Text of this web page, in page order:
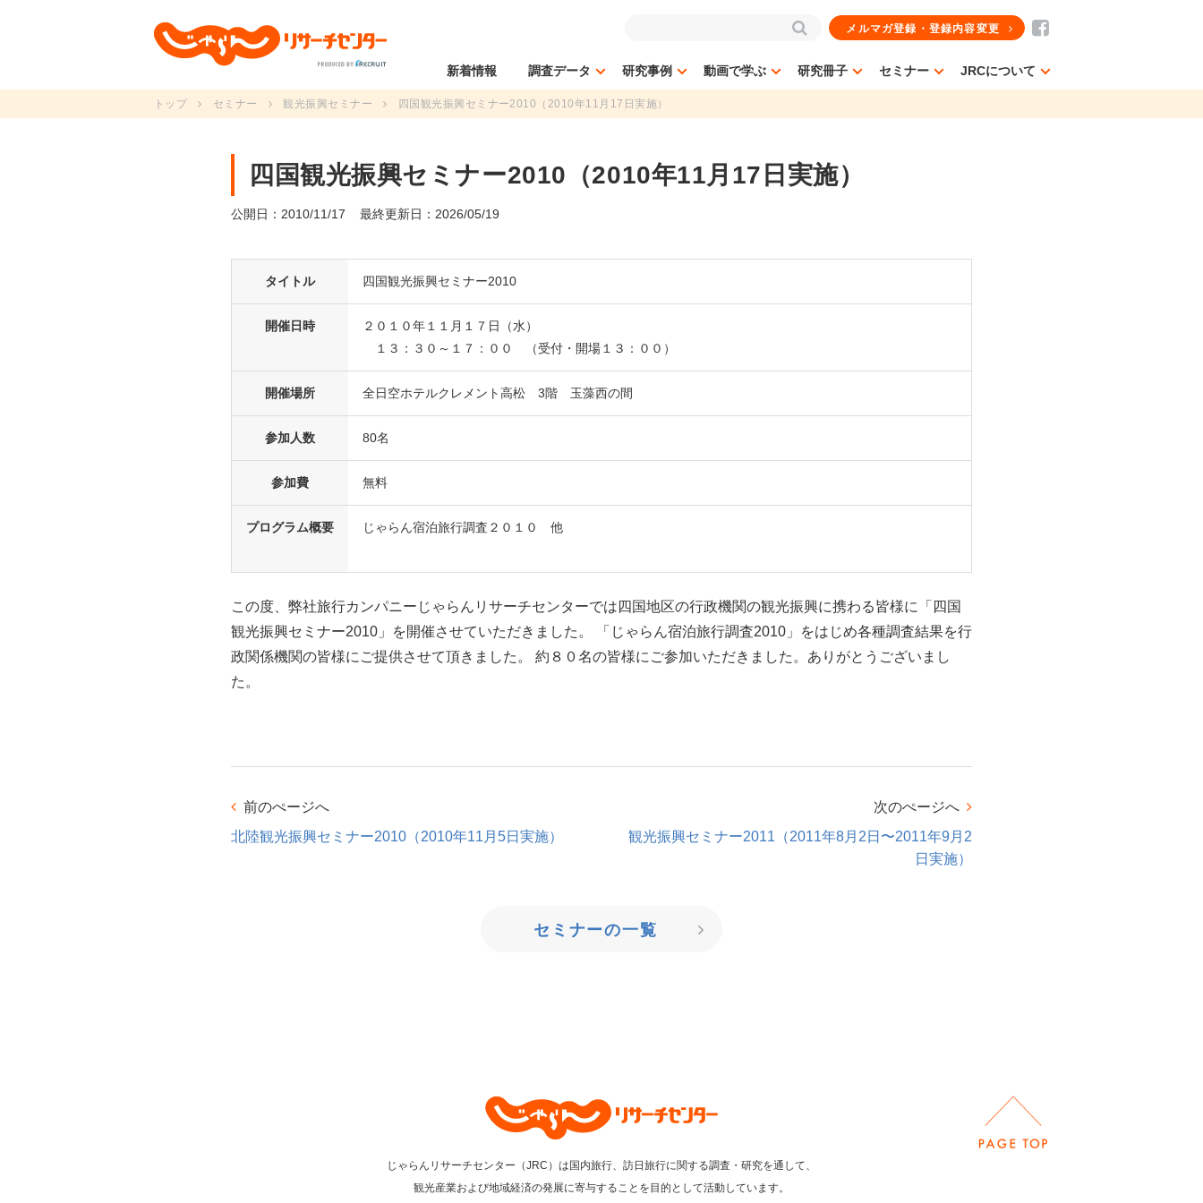
新着情報 調査データ 研究事例 動画で学ぶ 研究冊子 セミナー JRCについて
メルマガ登録・登録内容変更
トップ セミナー 観光振興セミナー 四国観光振興セミナー2010（2010年11月17日実施）
四国観光振興セミナー2010（2010年11月17日実施）
公開日：2010/11/17 最終更新日：2026/05/19
タイトル 四国観光振興セミナー2010
開催日時
２０１０年１１月１７日（水）
１３：３０～１７：００ （受付・開場１３：００）
開催場所 全日空ホテルクレメント高松 3階 玉藻西の間
参加人数 80名
参加費 無料
プログラム概要 じゃらん宿泊旅行調査２０１０ 他
この度、弊社旅行カンパニーじゃらんリサーチセンターでは四国地区の行政機関の観光振興に携わる皆様に「四国
観光振興セミナー2010」を開催させていただきました。 「じゃらん宿泊旅行調査2010」をはじめ各種調査結果を行
政関係機関の皆様にご提供させて頂きました。 約８０名の皆様にご参加いただきました。ありがとうございまし
た。
前のぺージへ
北陸観光振興セミナー2010（2010年11月5日実施）
次のぺージへ
観光振興セミナー2011（2011年8月2日〜2011年9月2
日実施）
セミナーの一覧
じゃらんリサーチセンター（JRC）は国内旅行、訪日旅行に関する調査・研究を通して、
観光産業および地域経済の発展に寄与することを目的として活動しています。